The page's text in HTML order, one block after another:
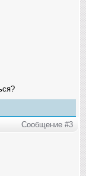
Сообщение #3